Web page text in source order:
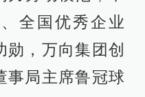
全国优秀企业
，万向集团创
事局主席鲁冠球